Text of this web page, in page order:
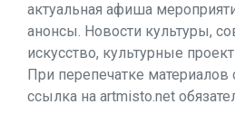
актуальная афиша
анонсы. Новости культуры,
искусство, культурные
При перепечатке материалов
ссылка на artmisto.net